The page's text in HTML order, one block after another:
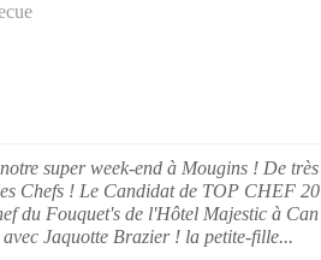
super week-end à Mougins ! De très
Chefs ! Le Candidat de TOP CHEF 20
du Fouquet's de l'Hôtel Majestic à Can
Jaquotte Brazier ! la petite-fille...